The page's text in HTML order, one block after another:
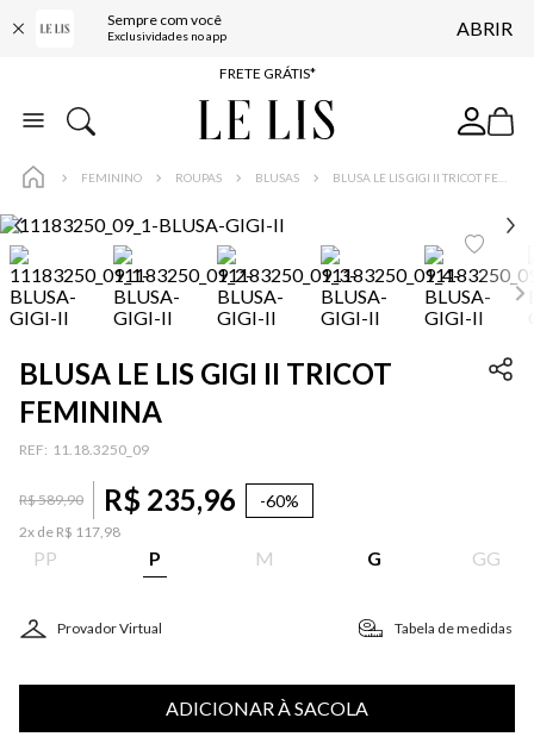
Sempre com você
Exclusividades no app ABRIR
ENTREGA EXPRESSA*
FRETE GRÁTIS*
BAIXE O APP
FEMININO ROUPAS BLUSAS
BLUSA LE LIS GIGI II TRICOT
FEMININA
: 11.18.3250_09
R$589,90 R$ 235,96 -60%
2x de R$ 117,98
PP P M G GG
Provador Virtual Tabela de medidas
ADICIONAR À SACOLA